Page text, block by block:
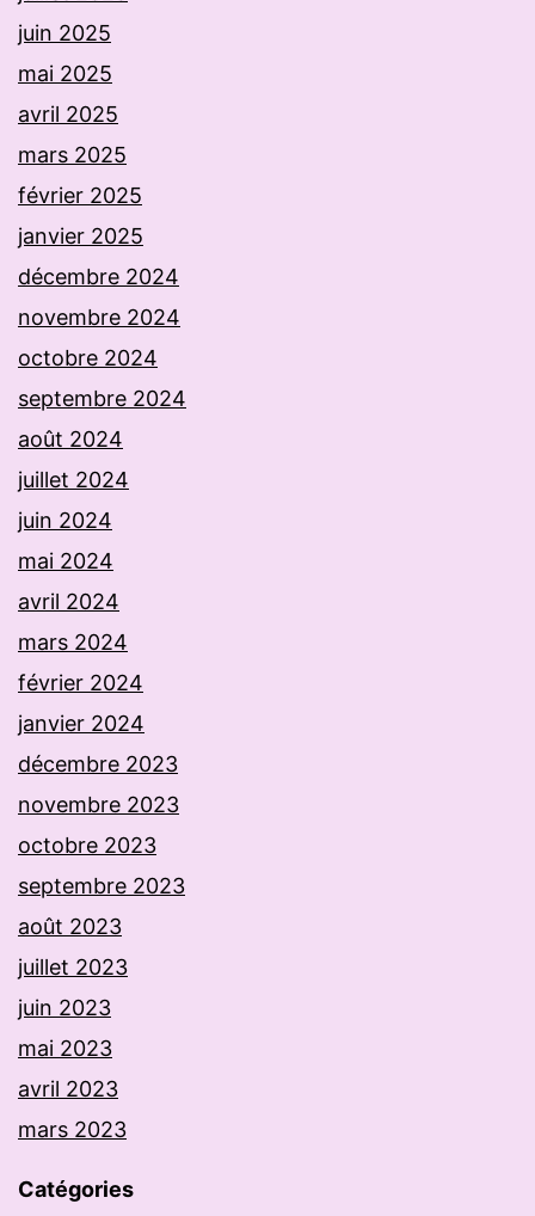
juin 2025
mai 2025
avril 2025
mars 2025
février 2025
janvier 2025
décembre 2024
novembre 2024
octobre 2024
septembre 2024
août 2024
juillet 2024
juin 2024
mai 2024
avril 2024
mars 2024
février 2024
janvier 2024
décembre 2023
novembre 2023
octobre 2023
septembre 2023
août 2023
juillet 2023
juin 2023
mai 2023
avril 2023
mars 2023
Catégories